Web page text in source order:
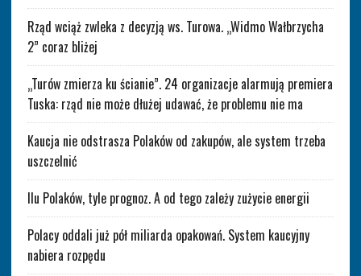
Rząd wciąż zwleka z decyzją ws. Turowa. „Widmo Wałbrzycha
2” coraz bliżej
„Turów zmierza ku ścianie”. 24 organizacje alarmują premiera
Tuska: rząd nie może dłużej udawać, że problemu nie ma
Kaucja nie odstrasza Polaków od zakupów, ale system trzeba
uszczelnić
Ilu Polaków, tyle prognoz. A od tego zależy zużycie energii
Polacy oddali już pół miliarda opakowań. System kaucyjny
nabiera rozpędu